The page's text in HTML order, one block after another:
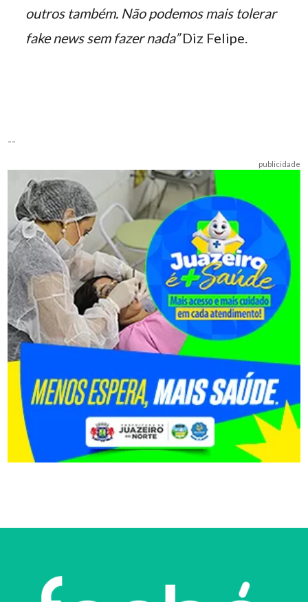
outros também. Não podemos mais tolerar
fake news sem fazer nada”Diz Felipe.
--
publicidade